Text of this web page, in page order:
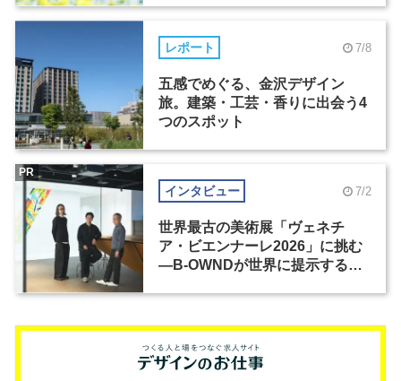
レポート 7/8
五感でめぐる、金沢デザイン
旅。建築・工芸・香りに出会う4
つのスポット
インタビュー 7/2
世界最古の美術展「ヴェネチ
ア・ビエンナーレ2026」に挑む
―B-OWNDが世界に提示する美
PR